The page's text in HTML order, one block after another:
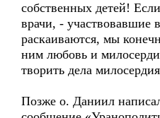
собственных детей!
врачи, - участвовавшие
раскаиваются, мы
ним любовь и
творить дела
Позже о. Даниил